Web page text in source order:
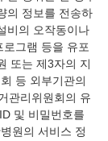
의 정보를 전송하
비의 오작동이나
그램 등을 유포
또는 제3자의 지
등 외부기관의
관리위원회의 유
및 비밀번호를
원의 서비스 정